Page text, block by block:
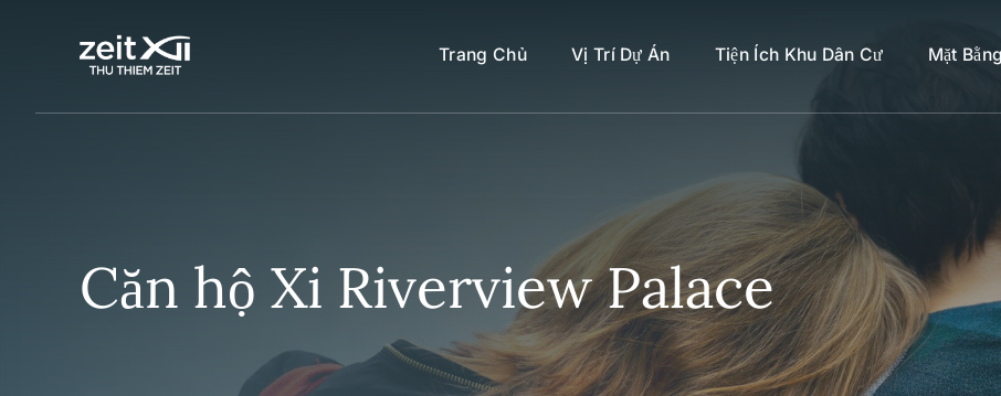
Trang Chủ Vị Trí Dự Án Tiện Ích Khu Dân Cư Mặt
Căn hộ Xi Riverview Palace